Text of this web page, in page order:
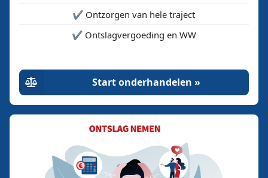
✔️ Ontzorgen van hele traject
✔️ Ontslagvergoeding en WW
Start onderhandelen »